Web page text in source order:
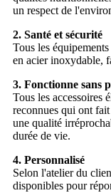
un respect de
2. Santé et sécurité
Tous les
en acier inoxydable,
3. Fonctionne sans
Tous les accessoires
reconnues qui ont
une qualité
durée de vie.
4. Personnalisé
Selon l'atelier du
disponibles pour